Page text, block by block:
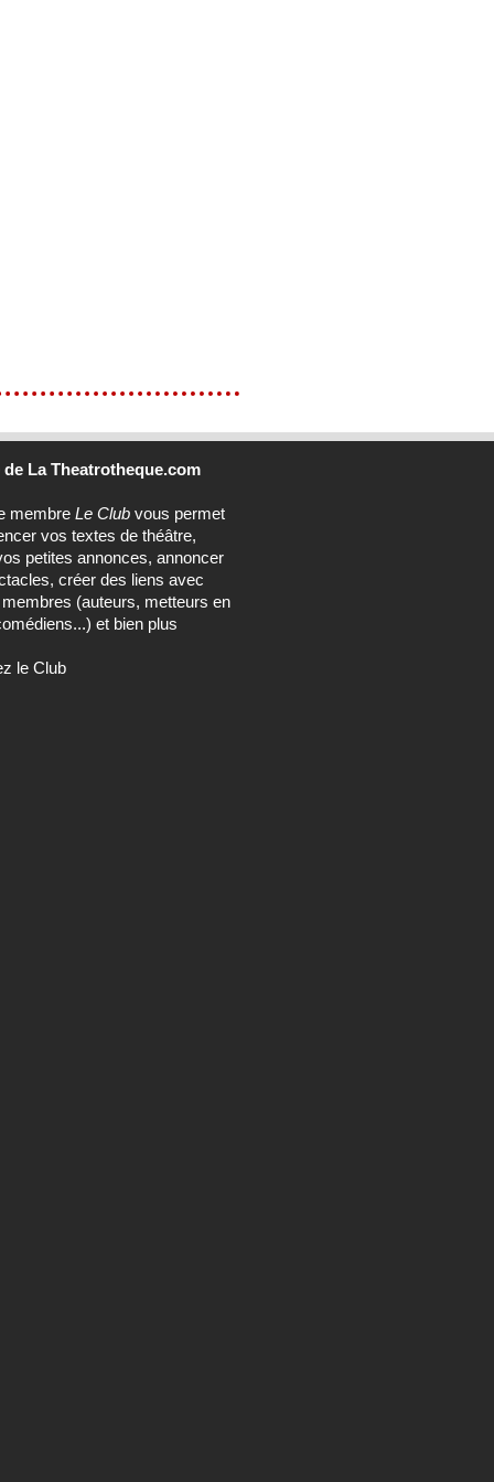
de La Theatrotheque.com
membreLe Club vous permet
vos textes de théâtre,
petites annonces, annoncer
créer des liens avec
(auteurs, metteurs en
et bien plus
le Club